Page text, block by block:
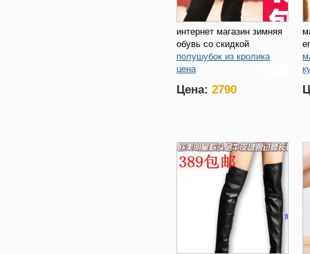
интернет магазин зимняя
обувь со скидкой
полушубок из кролика
цена
энерджи
Цена: 2790